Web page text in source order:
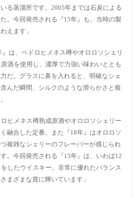
る蒸溜所です。2005年までは石炭による
。今回発売される『15年』も、当時の製
えます」
』は、ペドロヒメネス樽やオロロソシェリ
酒を使用し、濃厚で力強い味わいととも
だ。グラスに鼻を入れると、明確なシェ
んだ瞬間、シルクのような滑らかさと複
ロヒメネス樽熟成原酒やオロロソシェリー
融合した定番。また『18年』はオロロソ
複雑なシェリーのフレーバーが感じられ
。今回発売される『15年』は、いわば12
したウイスキー。非常に優れたバランス
まざまな賞に輝いています」